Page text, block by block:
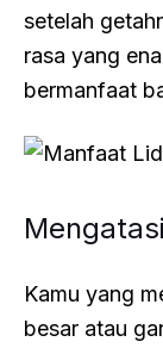
setelah
rasa yang
bermanfaat
Kamu yang
besar atau